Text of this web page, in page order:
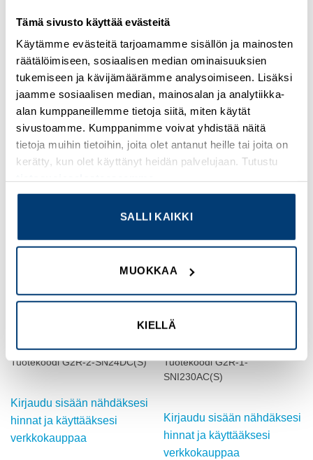
Tämä sivusto käyttää evästeitä
Käytämme evästeitä tarjoamamme sisällön ja mainosten
räätälöimiseen, sosiaalisen median ominaisuuksien
tukemiseen ja kävijämäärämme analysoimiseen. Lisäksi
jaamme sosiaalisen median, mainosalan ja analytiikka-
alan kumppaneillemme tietoja siitä, miten käytät
sivustoamme. Kumppanimme voivat yhdistää näitä
tietoja muihin tietoihin, joita olet antanut heille tai joita on
kerätty, kun olet käyttänyt heidän palvelujaan. Tutustu
SALLI KAIKKI
MUOKKAA
KIELLÄ
verkkokauppaa
Osastot:Omron,Uudet tuotteet
TUTUSTU MYÖS
wishlist
DPDT
Tuotekoodi G2R-2-SN24DC(S)
Kirjaudu sisään nähdäksesi
hinnat ja käyttääksesi
verkkokauppaa
OMRON
SPDT
Tuotekoodi G2R-1-
SNI230AC(S)
Kirjaudu sisään nähdäksesi
hinnat ja käyttääksesi
verkkokauppaa